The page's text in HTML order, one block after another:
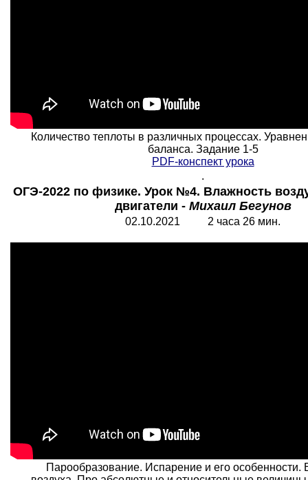
Количество теплоты в различных процессах.
баланса. Задание 1-5
PDF-конспект урока
.
ОГЭ-2022 по физике. Урок №4. Влажность
двигатели - Михаил Бегунов
02.10.2021 2 часа 26 мин.
Парообразование. Испарение и его особенности.